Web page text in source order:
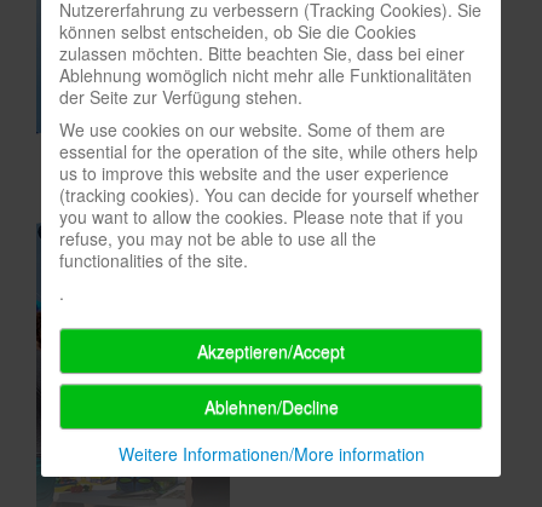
In eigener Sache-On our own behalf
Archivierte Meldungen-News archive
Nutzererfahrung zu verbessern (Tracking Cookies). Sie
können selbst entscheiden, ob Sie die Cookies
zulassen möchten. Bitte beachten Sie, dass bei einer
Ablehnung womöglich nicht mehr alle Funktionalitäten
der Seite zur Verfügung stehen.
We use cookies on our website. Some of them are
essential for the operation of the site, while others help
us to improve this website and the user experience
(tracking cookies). You can decide for yourself whether
you want to allow the cookies. Please note that if you
refuse, you may not be able to use all the
functionalities of the site.
.
Akzeptieren/Accept
Ablehnen/Decline
Weitere Informationen/More information